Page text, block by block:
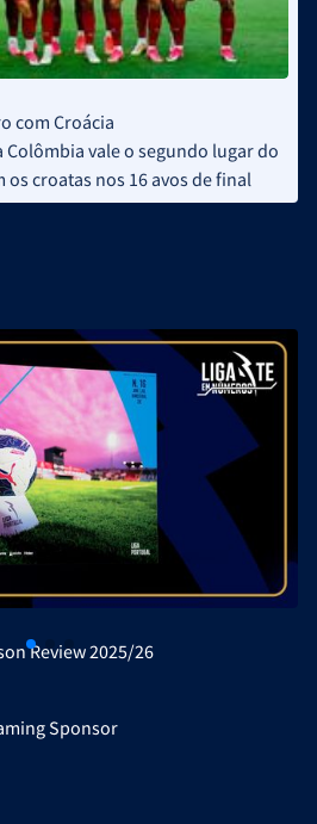
Review 2025/26
com Croácia
Colômbia vale o segundo lugar do
croatas nos 16 avos de final
Sponsor